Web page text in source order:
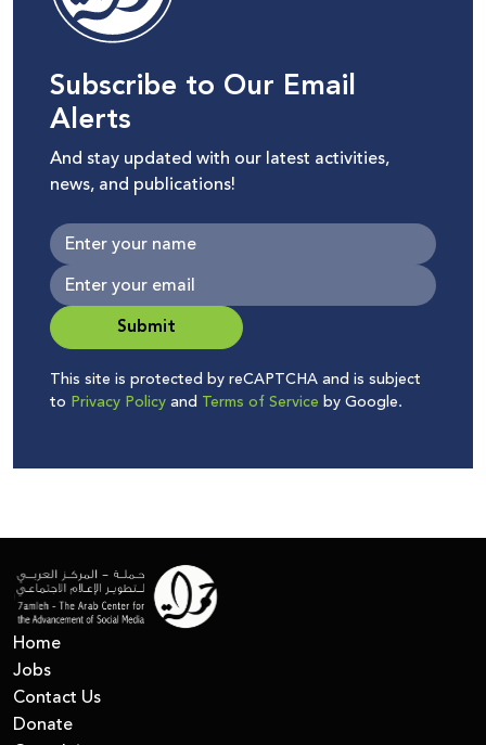
Subscribe to Our Email
Alerts
And stay updated with our latest activities,
news, and publications!
Submit
This site is protected by reCAPTCHA and is subject
to Privacy Policyand Terms of Service by Google.
Home
Jobs
Contact Us
Donate